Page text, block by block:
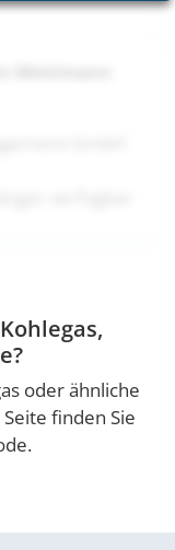
oder ähnliche
finden Sie